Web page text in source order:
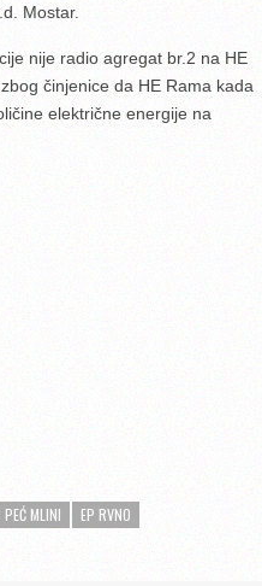
Mostar.
nije radio agregat br.2 na HE
činjenice da HE Rama kada
električne energije na
PEĆ MLINI
EP RVNO